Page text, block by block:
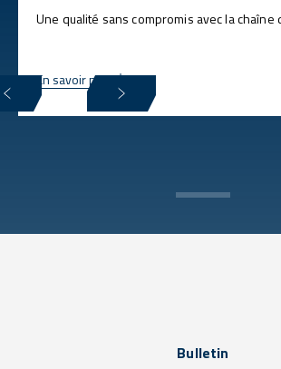
Une qualité sans compromis avec la chaîne
En savoir plus
Bulletin